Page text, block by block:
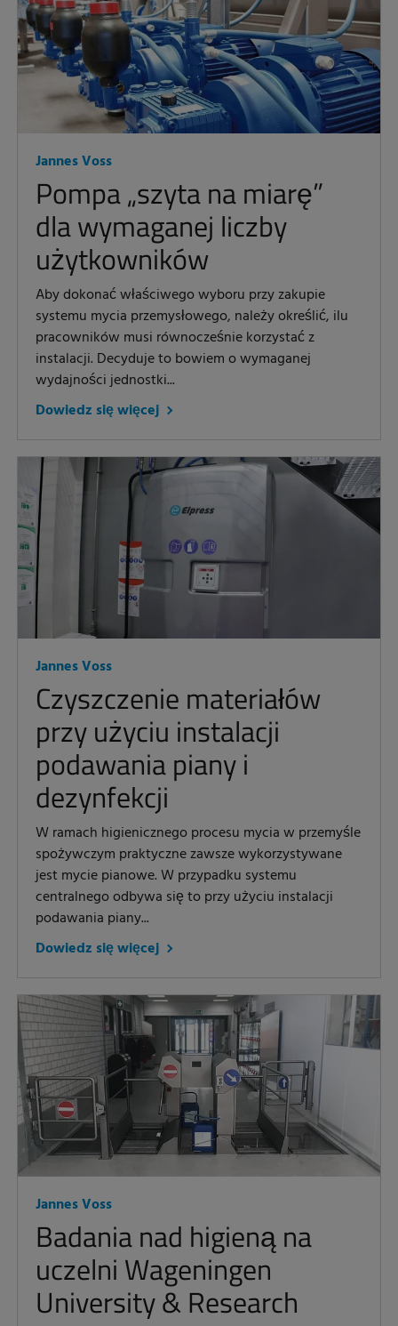
Jannes Voss
Pompa „szyta na miarę”
dla wymaganej liczby
użytkowników
Aby dokonać właściwego wyboru przy zakupie
systemu mycia przemysłowego, należy określić, ilu
pracowników musi równocześnie korzystać z
instalacji. Decyduje to bowiem o wymaganej
wydajności jednostki...
Dowiedz się więcej
Jannes Voss
Czyszczenie materiałów
przy użyciu instalacji
podawania piany i
dezynfekcji
W ramach higienicznego procesu mycia w przemyśle
spożywczym praktyczne zawsze wykorzystywane
jest mycie pianowe. W przypadku systemu
centralnego odbywa się to przy użyciu instalacji
podawania piany...
Dowiedz się więcej
Jannes Voss
Badania nad higieną na
uczelni Wageningen
University & Research